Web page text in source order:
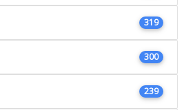
319
300
239